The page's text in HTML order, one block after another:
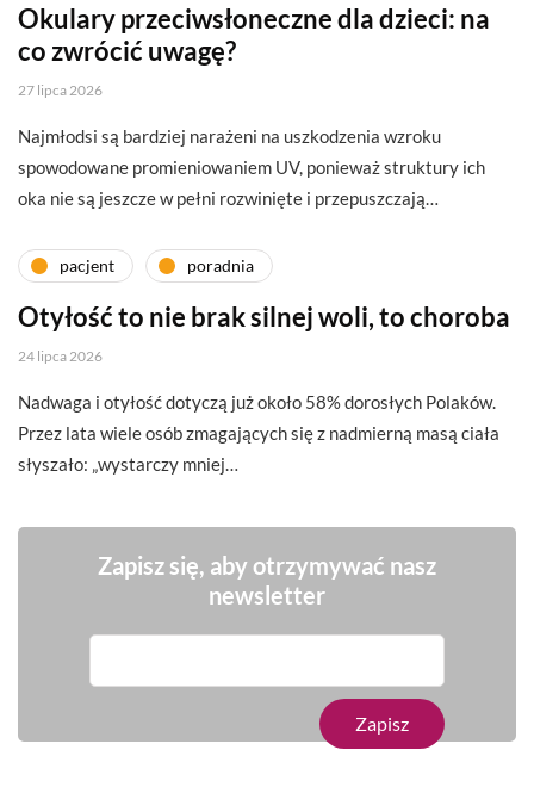
Okulary przeciwsłoneczne dla dzieci: na
co zwrócić uwagę?
27 lipca 2026
Najmłodsi są bardziej narażeni na uszkodzenia wzroku
spowodowane promieniowaniem UV, ponieważ struktury ich
oka nie są jeszcze w pełni rozwinięte i przepuszczają…
pacjent poradnia
Otyłość to nie brak silnej woli, to choroba
24 lipca 2026
Nadwaga i otyłość dotyczą już około 58% dorosłych Polaków.
Przez lata wiele osób zmagających się z nadmierną masą ciała
słyszało: „wystarczy mniej…
Zapisz się, aby otrzymywać nasz
newsletter